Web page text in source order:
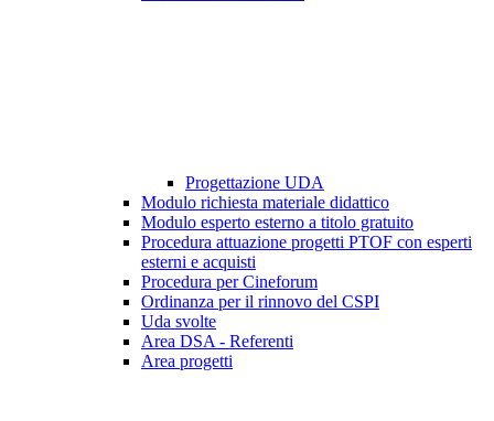
Progettazione UDA
Modulo richiesta materiale didattico
Modulo esperto esterno a titolo gratuito
Procedura attuazione progetti PTOF con esperti
esterni e acquisti
Procedura per Cineforum
Ordinanza per il rinnovo del CSPI
Uda svolte
Area DSA - Referenti
Area progetti